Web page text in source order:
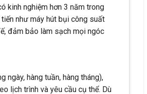
kinh nghiệm hơn 3 năm trong
như máy hút bụi công suất
đảm bảo làm sạch mọi ngóc
ngày, hàng tuần, hàng tháng),
lịch trình và yêu cầu cụ thể. Dù